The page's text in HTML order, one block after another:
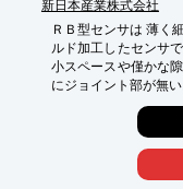
新日本産業株式会社
ＲＢ型センサは 薄く
ルド加工したセンサ
小スペースや僅かな
にジョイント部が無